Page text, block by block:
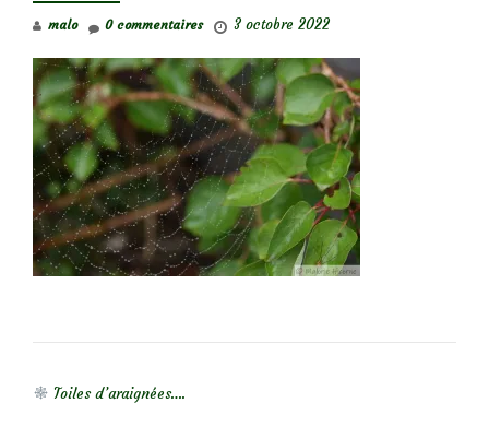
malo 3 octobre 2022
0 commentaires
Toiles d’araignées….